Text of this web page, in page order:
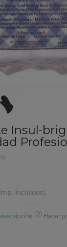
Insul-
Incluidos)
Hacer